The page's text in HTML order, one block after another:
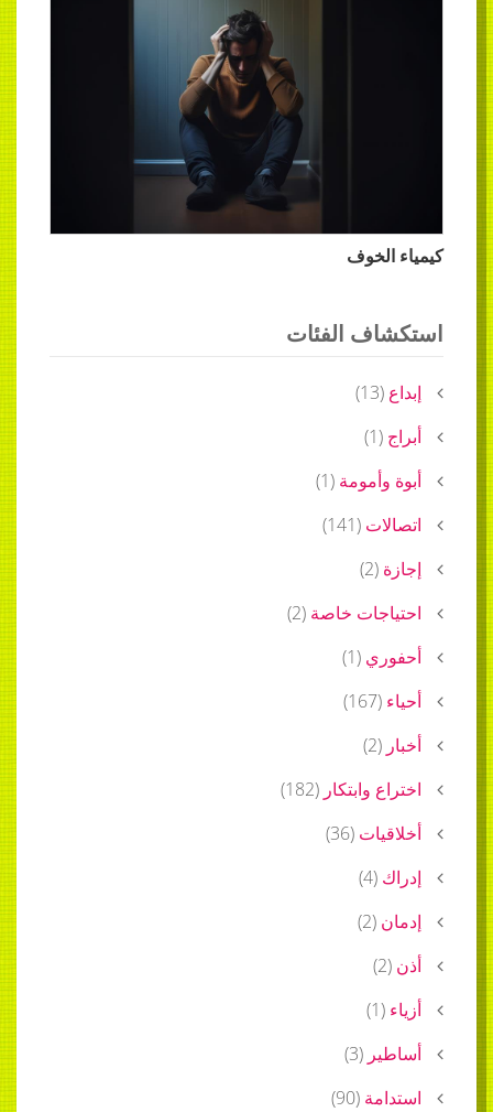
كيمياء الخوف
استكشاف الفئات
إبداع (
13
)
أبراج (
1
)
أبوة وأمومة (
1
)
اتصالات (
141
)
إجازة (
2
)
احتياجات خاصة (
2
)
أحفوري (
1
)
أحياء (
167
)
أخبار (
2
)
اختراع وابتكار (
182
)
أخلاقيات (
36
)
إدراك (
4
)
إدمان (
2
)
أذن (
2
)
أزياء (
1
)
أساطير (
3
)
استدامة (
90
)